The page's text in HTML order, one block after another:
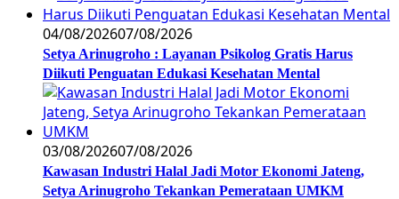
04/08/202607/08/2026
Setya Arinugroho : Layanan Psikolog Gratis Harus
Diikuti Penguatan Edukasi Kesehatan Mental
03/08/202607/08/2026
Kawasan Industri Halal Jadi Motor Ekonomi Jateng,
Setya Arinugroho Tekankan Pemerataan UMKM